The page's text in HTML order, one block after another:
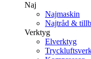
Naj
Najmaskin
Najtråd &
Verktyg
Elverktyg